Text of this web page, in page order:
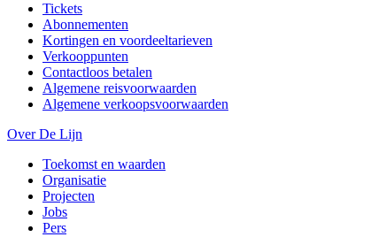
Tickets
Abonnementen
Kortingen en voordeeltarieven
Verkooppunten
Contactloos betalen
Algemene reisvoorwaarden
Algemene verkoopsvoorwaarden
Over De Lijn
Toekomst en waarden
Organisatie
Projecten
Jobs
Pers